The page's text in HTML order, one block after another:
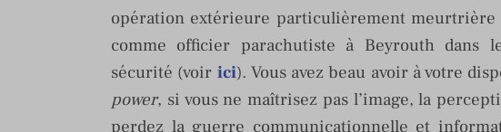
opération extérieure particulièrement meurtrière
comme officier parachutiste à Beyrouth dans
sécurité (voir ici). Vous avez beau avoir à votre
power, si vous ne maîtrisez pas l’image, la
perdez la guerre communicationnelle et